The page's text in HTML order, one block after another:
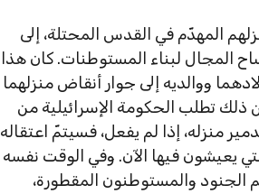
المهدّم في القدس المحتلة، إلى
المجال لبناء المستوطنات. كان هذا
ووالديه إلى جوار أنقاض منزلهما
ذلك تطلب الحكومة الإسرائيلية من
لدفع تكاليف تدمير منزله، إذا لم يفعل، فسيتمّ اعتقاله
يعيشون فيها الآن. وفي الوقت نفسه
الجنود والمستوطنون المقطورة،